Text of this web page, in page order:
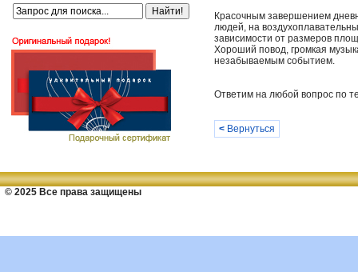
Красочным завершением
людей, на
зависимости от размеров
Хороший повод, громкая
незабываемым событием.
Ответим на любой вопрос по
< Вернуться
© 2025 Все права защищены